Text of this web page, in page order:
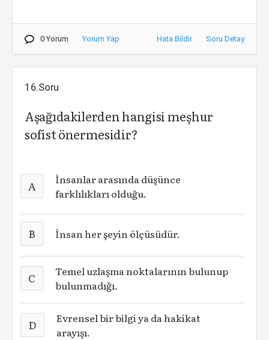
0 Yorum Yorum Yap Hata Bildir Soru Detay
16.Soru
Aşağıdakilerden hangisi meşhur
sofist önermesidir?
A
İnsanlar arasında düşünce
farklılıkları olduğu.
B İnsan her şeyin ölçüsüdür.
C
Temel uzlaşma noktalarının bulunup
bulunmadığı.
D
Evrensel bir bilgi ya da hakikat
arayışı.